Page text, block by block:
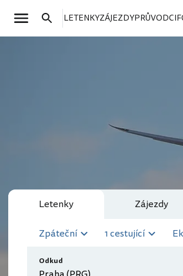
LETENKYZÁJEZDYPRŮVODCI
Letenky Zájezdy
Zpáteční 1 cestující
Odkud